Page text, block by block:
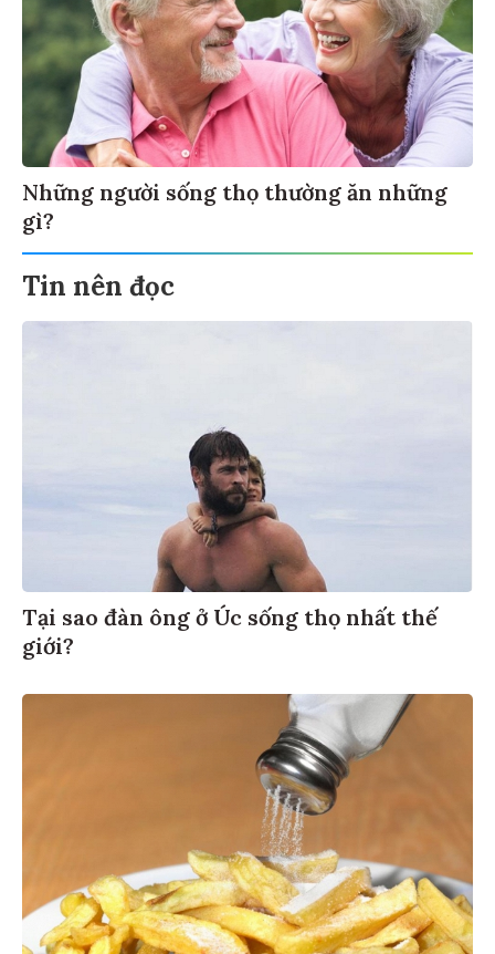
Những người sống thọ thường ăn những
gì?
Tin nên đọc
Tại sao đàn ông ở Úc sống thọ nhất thế
giới?